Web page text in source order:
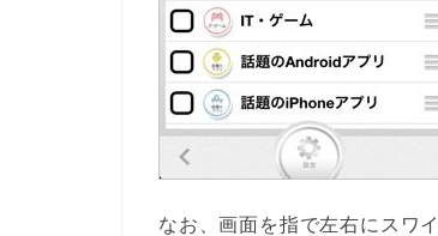
なお、画面を指で左右にスワ